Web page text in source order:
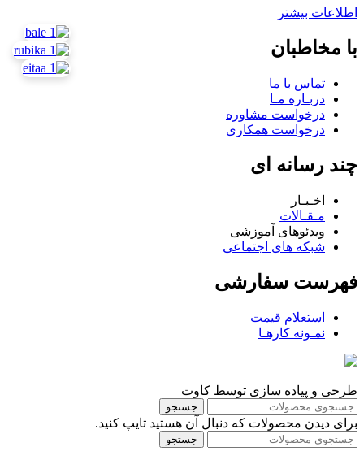
اطلاعات بیشتر
با مخاطبان
تماس با ما
دربـاره مـا
درخواست مشاوره
درخواست همکاری
چند رسانه ای
اخـبـار
مـقـالات
ویدئوهای آموزشی
شبکه های اجتماعی
فهرست سفارشی
استعلام قیمت
نمـونه کارهـا
طرحی و پیاده سازی توسط کاوت
جستجو
برای دیدن محصولات که دنبال آن هستید تایپ کنید.
جستجو